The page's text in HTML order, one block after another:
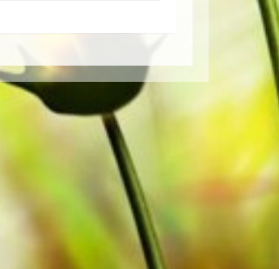
Das leicht gelbliche
Versandkosten.